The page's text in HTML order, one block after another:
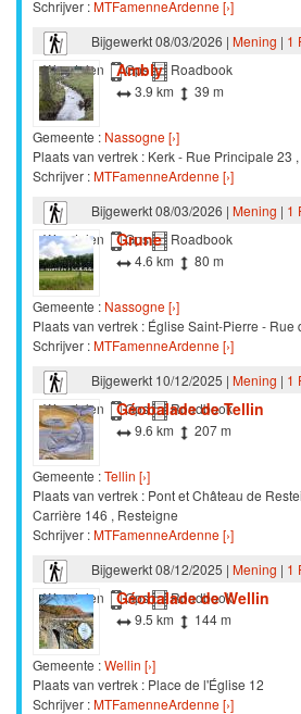
Schrijver :MTFamenneArdenne [›]
Bijgewerkt 08/03/2026 | Mening | 1
Wandelen
Gps Roadbook
Ambly
3.9 km 39 m
Gemeente : Nassogne [›]
Plaats van vertrek : Kerk - Rue Principale 23
Schrijver :MTFamenneArdenne [›]
Bijgewerkt 08/03/2026 | Mening | 1
Wandelen
Gps Roadbook
Grune
4.6 km 80 m
Gemeente : Nassogne [›]
Plaats van vertrek : Église Saint-Pierre - Rue
Schrijver :MTFamenneArdenne [›]
Bijgewerkt 10/12/2025 | Mening | 1
Wandelen
Gps Roadbook
Géobalade de Tellin
9.6 km 207 m
Gemeente :Tellin [›]
Plaats van vertrek : Pont et Château de
Carrière 146 , Resteigne
Schrijver :MTFamenneArdenne [›]
Bijgewerkt 08/12/2025 | Mening | 1
Wandelen
Gps Roadbook
Géobalade de Wellin
9.5 km 144 m
Gemeente :Wellin [›]
Plaats van vertrek : Place de l'Église 12
Schrijver :MTFamenneArdenne [›]